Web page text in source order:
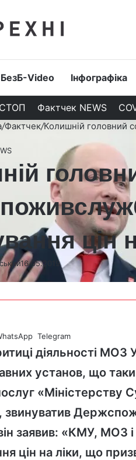
БезБ-Video Інфографіка
Фактчек NEWS
/Фактчек/Колишній головний
цін
16.05.2019
Telegram
діяльності МОЗ
установ, що
«Міністерству
, звинуватив
заявив: «КМУ, МОЗ
цін на ліки, що